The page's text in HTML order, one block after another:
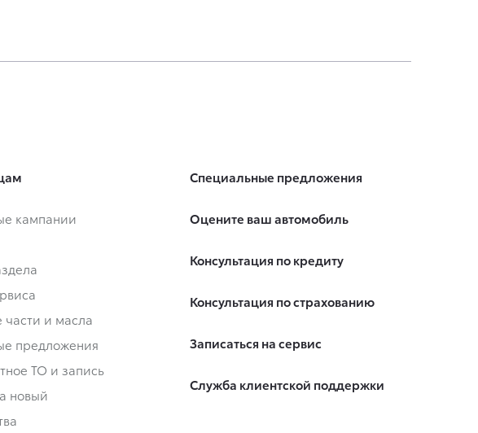
кампании
части и масла
предложения
ТО и запись
новый
Специальные предложения
Оцените ваш автомобиль
Консультация по кредиту
Консультация по страхованию
Записаться на сервис
Служба клиентской поддержки